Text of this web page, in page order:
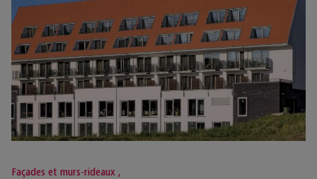
Façades et murs-rideaux ,